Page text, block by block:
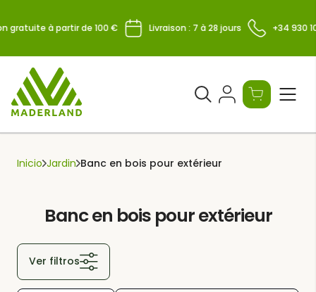
togratuite à partir de 100 € Livraison : 7 à 28 jours +34 930
Ouvrir
formulaire
recherche
Inicio Jardin Banc en bois pour extérieur
Banc en bois pour extérieur
Ver filtros